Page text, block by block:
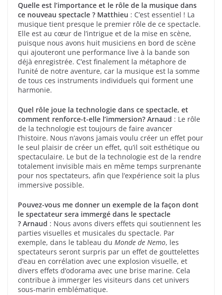
Quelle est l’importance et le rôle de la musique dans
ce nouveau spectacle ? Matthieu : C’est essentiel ! La
musique tient presque le premier rôle de ce spectacle.
Elle est au cœur de l’intrigue et de la mise en scène,
puisque nous avons huit musiciens en bord de scène
qui ajouteront une performance live à la bande son
déjà enregistrée. C’est finalement la métaphore de
l’unité de notre aventure, car la musique est la somme
de tous ces instruments individuels qui forment une
harmonie.
Quel rôle joue la technologie dans ce spectacle, et
comment renforce-t-elle l’immersion? Arnaud : Le rôle
de la technologie est toujours de faire avancer
l’histoire. Nous n’avons jamais voulu créer un effet pour
le seul plaisir de créer un effet, qu’il soit esthétique ou
spectaculaire. Le but de la technologie est de la rendre
totalement invisible mais en même temps surprenante
pour nos spectateurs, afin que l’expérience soit la plus
immersive possible.
Pouvez-vous me donner un exemple de la façon dont
le spectateur sera immergé dans le spectacle
? Arnaud : Nous avons divers effets qui soutiennent les
parties visuelles et musicales du spectacle. Par
exemple, dans le tableau du Monde de Nemo, les
spectateurs seront surpris par un effet de gouttelettes
d’eau en corrélation avec une explosion visuelle, et
divers effets d’odorama avec une brise marine. Cela
contribue à immerger les visiteurs dans cet univers
sous-marin emblématique.